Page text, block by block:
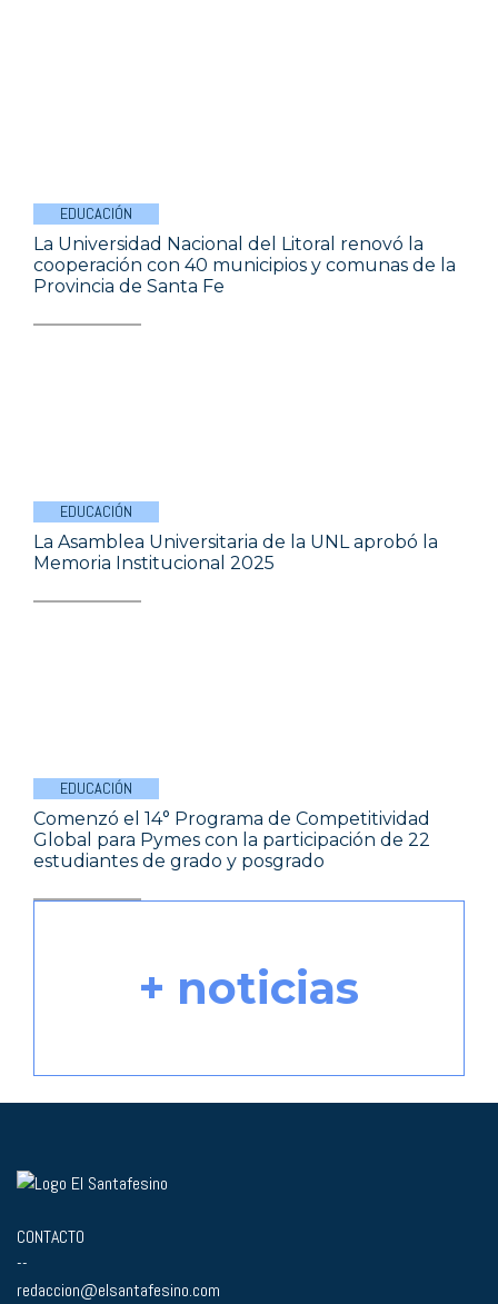
EDUCACIÓN
La Universidad Nacional del Litoral renovó la
cooperación con 40 municipios y comunas de la
Provincia de Santa Fe
EDUCACIÓN
La Asamblea Universitaria de la UNL aprobó la
Memoria Institucional 2025
EDUCACIÓN
Comenzó el 14° Programa de Competitividad
Global para Pymes con la participación de 22
estudiantes de grado y posgrado
+ noticias
CONTACTO
--
redaccion@elsantafesino.com